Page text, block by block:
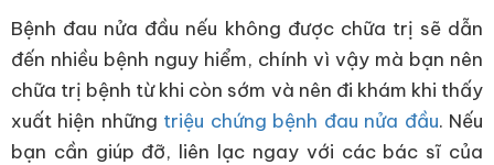
Bệnh đau nửa đầu nếu không được chữa trị sẽ dẫn
đến nhiều bệnh nguy hiểm, chính vì vậy mà bạn nên
chữa trị bệnh từ khi còn sớm và nên đi khám khi thấy
xuất hiện những triệu chứng bệnh đau nửa đầu. Nếu
bạn cần giúp đỡ, liên lạc ngay với các bác sĩ của